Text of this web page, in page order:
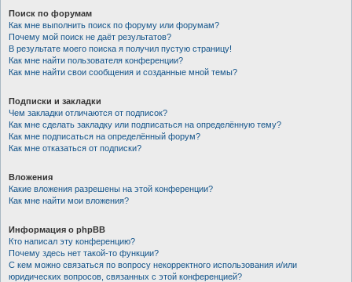
Поиск по форумам
Как мне выполнить поиск по форуму или форумам?
Почему мой поиск не даёт результатов?
В результате моего поиска я получил пустую страницу!
Как мне найти пользователя конференции?
Как мне найти свои сообщения и созданные мной темы?
Подписки и закладки
Чем закладки отличаются от подписок?
Как мне сделать закладку или подписаться на определённую тему?
Как мне подписаться на определённый форум?
Как мне отказаться от подписки?
Вложения
Какие вложения разрешены на этой конференции?
Как мне найти мои вложения?
Информация о phpBB
Кто написал эту конференцию?
Почему здесь нет такой-то функции?
С кем можно связаться по вопросу некорректного использования и/или
юридических вопросов, связанных с этой конференцией?